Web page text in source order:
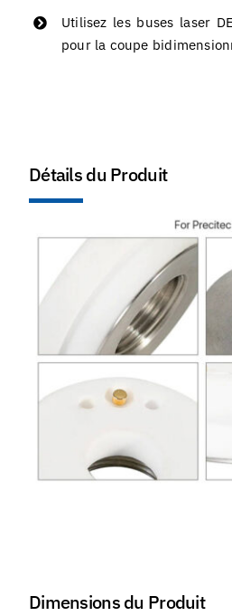
Utilisez les buses laser
pour la coupe
Détails du Produit
Dimensions du Produit